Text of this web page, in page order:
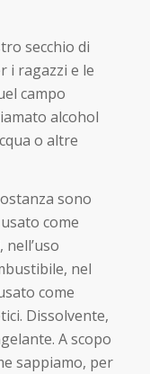
secchio di
i ragazzi e le
campo
alcohol
o altre
sono
come
nel
come
Dissolvente,
A scopo
sappiamo, per